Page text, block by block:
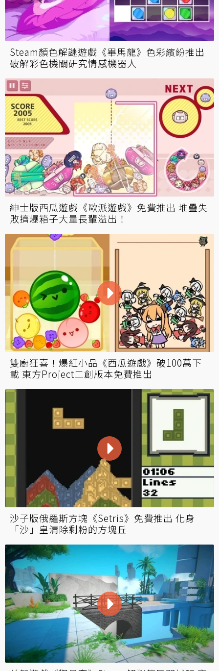
Steam顏色解謎遊戲《畢馬龍》色彩繽紛推出
破解彩色機關研究情感機器人
紳士版西瓜遊戲《歐派遊戲》免費推出 堆疊失
敗擠爆箱子大量長輩溢出！
雙廚狂喜！爆紅小品《西瓜遊戲》破100萬下
載 東方Project二創版本免費推出
沙子版俄羅斯方塊《Setris》免費推出 化身
「沙」皇清除剩粉的方塊丘